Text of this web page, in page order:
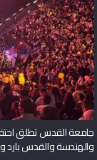
جامعة القدس تطلق
والهندسة والقدس بارد